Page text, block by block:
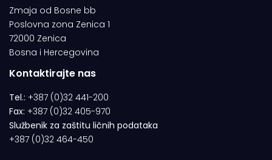
Zmaja od Bosne bb
Poslovna zona Zenica 1
72000 Zenica
Bosna i Hercegovina
Kontaktirajte nas
Tel.: +387 (0)32 441-200
Fax: +387 (0)32 405-970
Službenik za zaštitu ličnih podataka
+387 (0)32 464-450